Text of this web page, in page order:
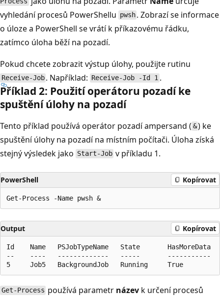
vyhledání procesů PowerShellu pwsh . Zobrazí se informace
o úloze a PowerShell se vrátí k příkazovému řádku,
zatímco úloha běží na pozadí.
Pokud chcete zobrazit výstup úlohy, použijte rutinu
Receive-Job . Například: Receive-Job -Id 1 .
Příklad 2: Použití operátoru pozadí ke
spuštění úlohy na pozadí
Tento příklad používá operátor pozadí ampersand ( &) ke
spuštění úlohy na pozadí na místním počítači. Úloha získá
stejný výsledek jako Start-Job v příkladu 1.
PowerShell Kopírovat
Output Kopírovat
Id    Name   PSJobTypeName   State       HasMoreData
--    ----   -------------   -----       -----------
Get-Process používá parametr název k určení procesů